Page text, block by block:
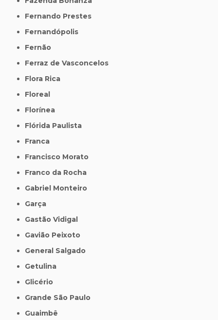
Fernando Prestes
Fernandópolis
Fernão
Ferraz de Vasconcelos
Flora Rica
Floreal
Florínea
Flórida Paulista
Franca
Francisco Morato
Franco da Rocha
Gabriel Monteiro
Garça
Gastão Vidigal
Gavião Peixoto
General Salgado
Getulina
Glicério
Grande São Paulo
Guaimbê